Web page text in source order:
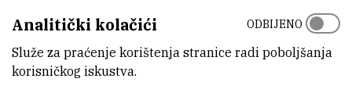
Bijenička cesta 54, 10000 Zagreb
KONTAKTIRAJTE NAS
Analitički kolačići
Služe za praćenje korištenja stranice radi poboljšanja
korisničkog iskustva.
ODBIJENO